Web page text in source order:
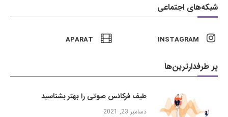
شبکه‌های اجتماعی
INSTAGRAM
APARAT
پر طرفدارترین‌ها
طیف فرکانس صوتی را بهتر بشناسید
دسامبر 23, 2021